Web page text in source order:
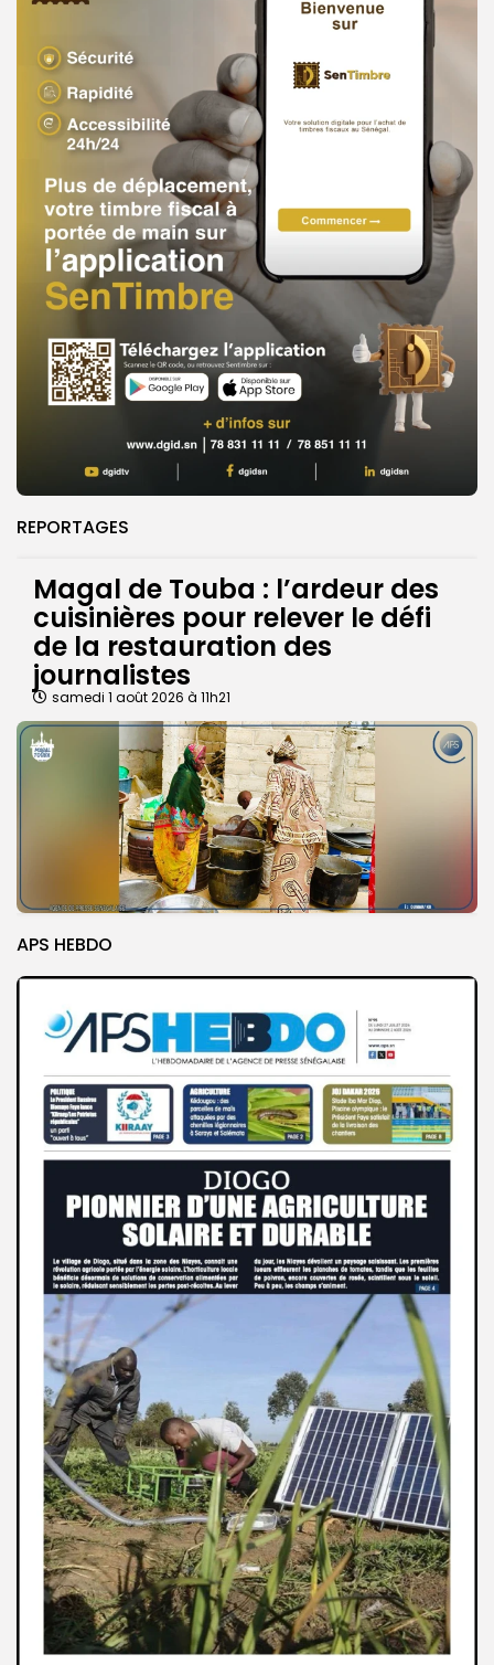
REPORTAGES
Magal de Touba : l’ardeur des
cuisinières pour relever le défi
de la restauration des
journalistes
samedi 1 août 2026 à 11h21
APS HEBDO